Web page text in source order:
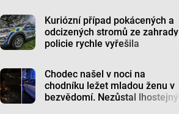
Kuriózní případ pokácených a
odcizených stromů ze zahrady
policie rychle vyřešila
Chodec našel v noci na
chodníku ležet mladou ženu v
bezvědomí. Nezůstal lhostejný